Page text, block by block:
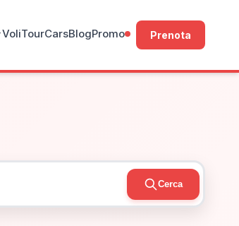
VoliTourCarsBlogPromo Prenota
Cerca